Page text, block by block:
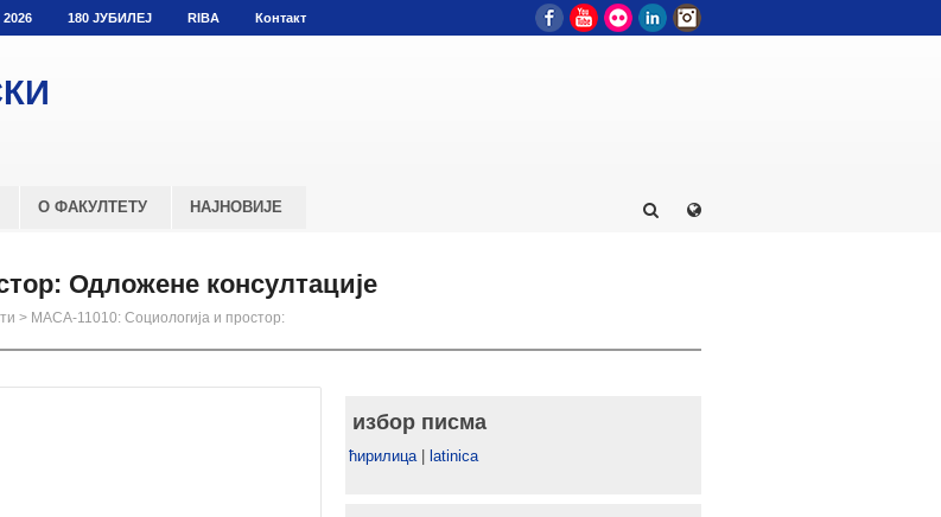
180 ЈУБИЛЕЈ RIBA Контакт FacebookYouTube
Flickr LinkedIn
О ФАКУЛТЕТУ НАЈНОВИЈЕ
Одложене консултације
> МАСА-11010: Социологија и простор:
избор писма
ћирилица| latinica